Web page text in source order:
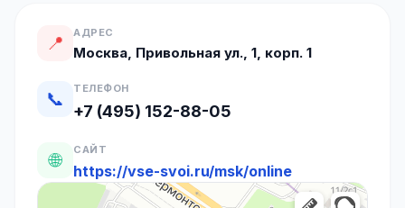
📍 АДРЕС
Москва, Привольная ул., 1, корп. 1
📞 ТЕЛЕФОН
+7 (495) 152-88-05
🌐 САЙТ
https://vse-svoi.ru/msk/online